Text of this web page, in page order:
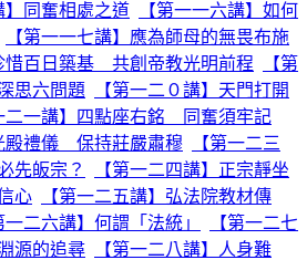
】同奮相處之道
【第一一六講】如何
【第一一七講】應為師母的無畏布施
惜百日築基 共創帝教光明前程
【第
思六問題
【第一二０講】天門打開
二一講】四點座右銘 同奮須牢記
殿禮儀 保持莊嚴肅穆
【第一二三
先皈宗？
【第一二四講】正宗靜坐
心
【第一二五講】弘法院教材傳
一二六講】何謂「法統」
【第一二七
源的追尋
【第一二八講】人身難